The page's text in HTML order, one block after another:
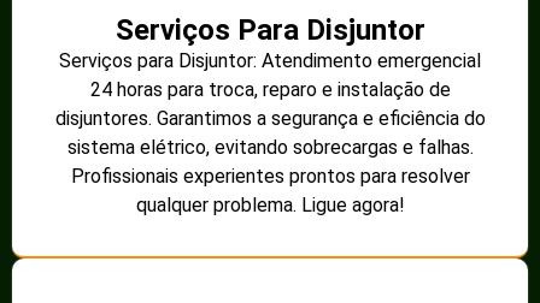
Serviços Para Disjuntor
Serviços para Disjuntor: Atendimento emergencial
24 horas para troca, reparo e instalação de
disjuntores. Garantimos a segurança e eficiência do
sistema elétrico, evitando sobrecargas e falhas.
Profissionais experientes prontos para resolver
qualquer problema. Ligue agora!